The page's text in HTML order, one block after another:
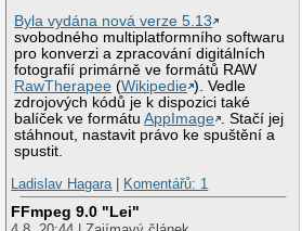
Byla vydána nová verze 5.13
svobodného multiplatformního softwaru
pro konverzi a zpracování digitálních
fotografií primárně ve formátů RAW
RawTherapee (Wikipedie ). Vedle
zdrojových kódů je k dispozici také
balíček ve formátuAppImage . Stačí jej
stáhnout, nastavit právo ke spuštění a
spustit.
Ladislav Hagara
Komentářů: 1
FFmpeg 9.0 "Lei"